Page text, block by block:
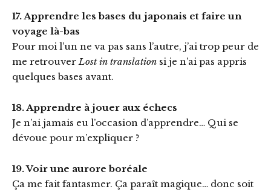
17. Apprendre les bases du japonais et faire un
voyage là-bas
Pour moi l’un ne va pas sans l’autre, j’ai trop peur de
me retrouverLost in translation si je n’ai pas appris
quelques bases avant.
18. Apprendre à jouer aux échecs
Je n’ai jamais eu l’occasion d’apprendre… Qui se
dévoue pour m’expliquer ?
19. Voir une aurore boréale
Ça me fait fantasmer. Ça paraît magique… donc soit